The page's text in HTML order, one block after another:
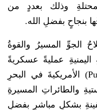
وذلك بعددٍ من
بنجاحٍ بفضلِ الله.
الجوِّ المسيرُ والقوةُ
عمليةً عسكريةً
مشتركةً استهدفتْ سفينةَ (Pumba) الأمريكيةَ في البحرِ
والطائراتِ المسيرةِ
بشكلٍ مباشرٍ بفضلِ